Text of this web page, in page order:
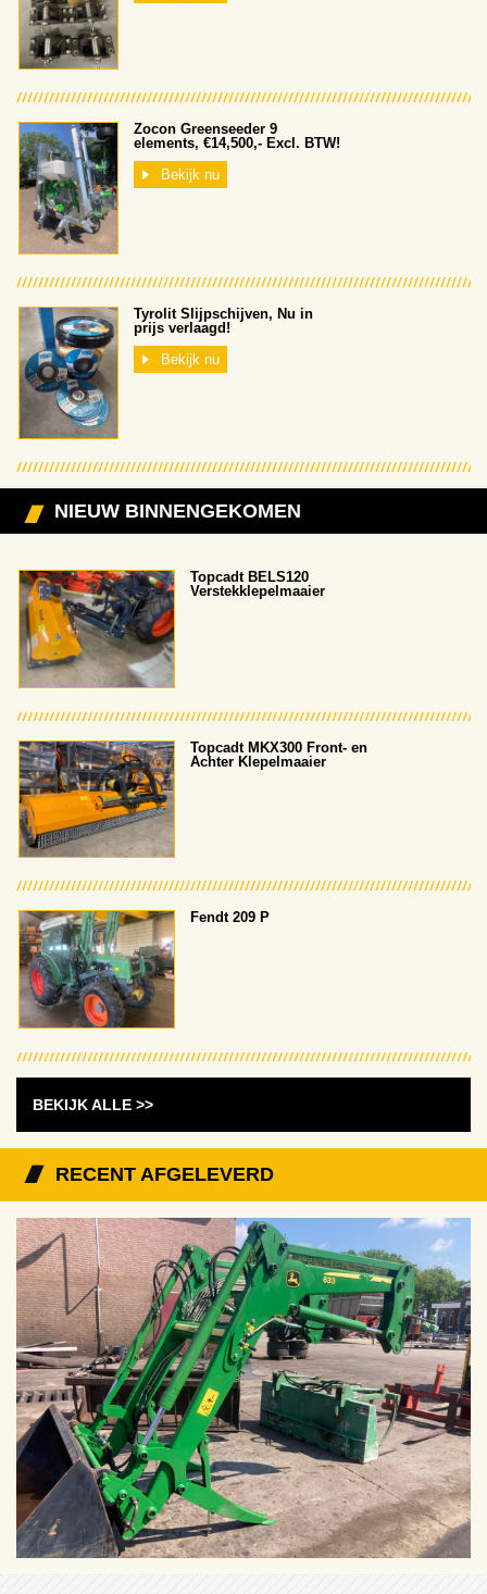
Zocon Greenseeder 9
elements, €14,500,- Excl. BTW!
Bekijk nu
Tyrolit Slijpschijven, Nu in
prijs verlaagd!
Bekijk nu
NIEUW BINNENGEKOMEN
Topcadt BELS120
Verstekklepelmaaier
Topcadt MKX300 Front- en
Achter Klepelmaaier
Fendt 209 P
BEKIJK ALLE >>
RECENT AFGELEVERD